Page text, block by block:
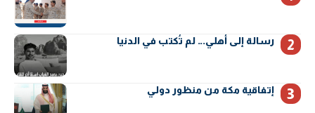
رسالة إلى أهلي… لم تُكتب في الدنيا
إتفاقية مكة من منظور دولي